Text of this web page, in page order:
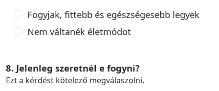
Fogyjak, fittebb és egészségesebb legyek
Nem váltanék életmódot
8. Jelenleg szeretnél e fogyni?
Ezt a kérdést kötelező megválaszolni.